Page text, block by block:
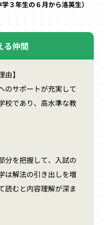
３年生の６月から洛英生）
る仲間
由】
のサポートが充実して
校であり、高水準な教
分を把握して、入試の
は解法の引き出しを増
読むと内容理解が深ま